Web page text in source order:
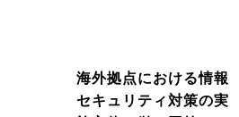
海外拠点における情報
セキュリティ対策の実